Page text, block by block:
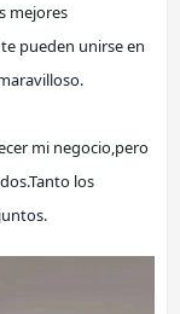
mejores
pueden unirse en
mi negocio,pero
Tanto los